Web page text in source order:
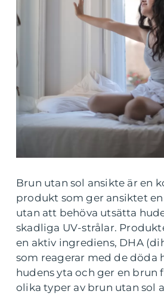
Brun utan sol ansikte är en
produkt som ger ansiktet
utan att behöva utsätta
skadliga UV-strålar.
en aktiv ingrediens, DHA
som reagerar med de döda
hudens yta och ger en brun
olika typer av brun utan sol